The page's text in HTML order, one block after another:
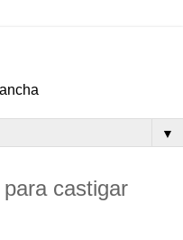
▼
castigar